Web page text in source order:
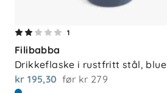
1
Filibabba
Drikkeflaske i rustfritt stål, blue
kr 195,30 før kr 279